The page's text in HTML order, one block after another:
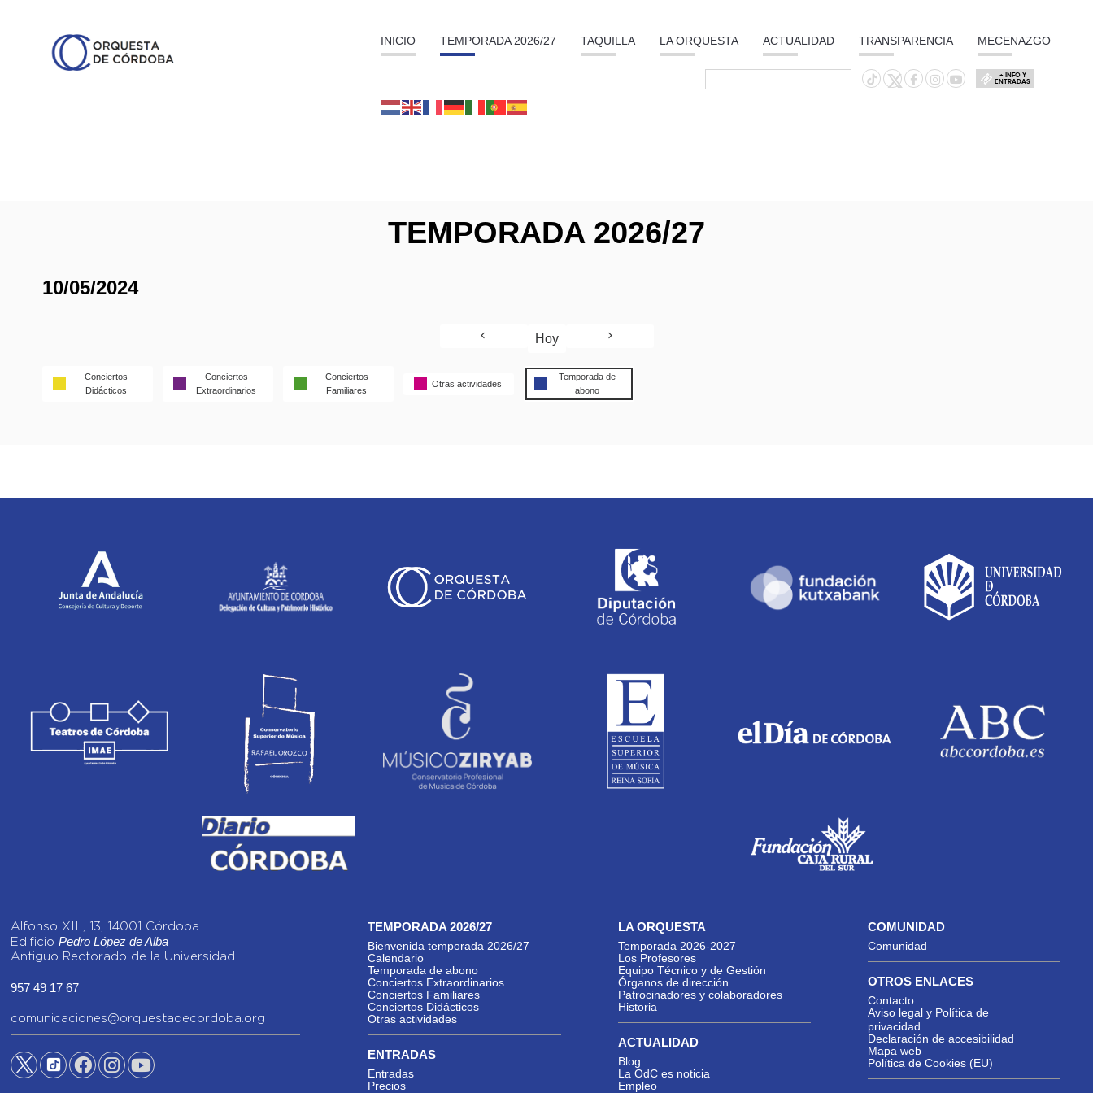
INICIO TEMPORADA 2026/27 TAQUILLA LA ORQUESTA ACTUALIDAD TRANSPARENCIA MECENAZGO
+ INFO Y
ENTRADAS
TEMPORADA 2026/27
10/05/2024
Hoy
Conciertos
Didácticos
Conciertos
Extraordinarios
Conciertos
Familiares
Otras actividades
Temporada de
abono
Alfonso XIII, 13, 14001 Córdoba
Edificio Pedro López de Alba
Antiguo Rectorado de la Universidad
957 49 17 67
comunicaciones@orquestadecordoba.org
TEMPORADA 2026/27
Bienvenida temporada 2026/27
Calendario
Temporada de abono
Conciertos Extraordinarios
Conciertos Familiares
Conciertos Didácticos
Otras actividades
ENTRADAS
Entradas
Precios
LA ORQUESTA
Temporada 2026-2027
Los Profesores
Equipo Técnico y de Gestión
Órganos de dirección
Patrocinadores y colaboradores
Historia
ACTUALIDAD
Blog
La OdC es noticia
Empleo
COMUNIDAD
Comunidad
OTROS ENLACES
Contacto
Aviso legal y Política de
privacidad
Declaración de accesibilidad
Mapa web
Política de Cookies (EU)